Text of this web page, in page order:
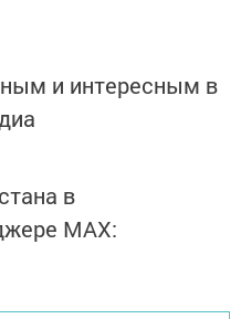
и интересным в
в
MАХ: